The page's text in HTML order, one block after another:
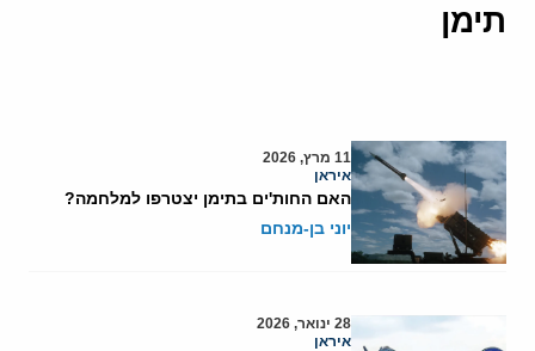
תימן
11 מרץ, 2026
איראן
האם החות'ים בתימן יצטרפו למלחמה?
יוני בן-מנחם
28 ינואר, 2026
איראן